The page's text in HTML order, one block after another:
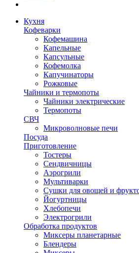
Кухня
Кофеварки
Кофемашина
Капельные
Капсульные
Кофемолка
Капучинаторы
Рожковые
Чайники и термопоты
Чайники электрические
Термопоты
СВЧ
Микроволновые печи
Посуда
Приготовление
Тостеры
Сендвичницы
Аэрогрили
Мультиварки
Сушки для овощей и
Йогуртницы
Хлебопечи
Электрогрили
Обработка продуктов
Миксеры планетарные
Блендеры